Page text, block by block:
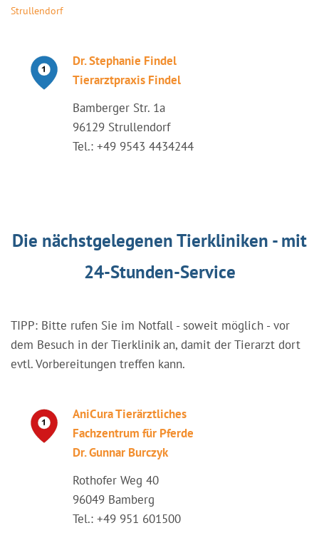
Strullendorf
Dr. Stephanie Findel
Tierarztpraxis Findel
Bamberger Str. 1a
96129 Strullendorf
Tel.: +49 9543 4434244
Die nächstgelegenen Tierkliniken - mit
24-Stunden-Service
TIPP: Bitte rufen Sie im Notfall - soweit möglich - vor
dem Besuch in der Tierklinik an, damit der Tierarzt dort
evtl. Vorbereitungen treffen kann.
AniCura Tierärztliches
Fachzentrum für Pferde
Dr. Gunnar Burczyk
Rothofer Weg 40
96049 Bamberg
Tel.: +49 951 601500